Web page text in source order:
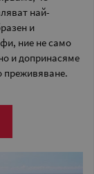
най-
и
ние не само
и допринасяме
преживяване.